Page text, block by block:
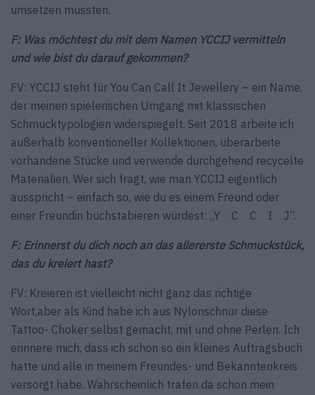
umsetzen mussten.
F: Was möchtest du mit dem Namen YCCIJ vermitteln
und wie bist du darauf gekommen?
FV: YCCIJ steht für You Can Call It Jewellery – ein Name,
der meinen spielerischen Umgang mit klassischen
Schmucktypologien widerspiegelt. Seit 2018 arbeite ich
außerhalb konventioneller Kollektionen, überarbeite
vorhandene Stücke und verwende durchgehend recycelte
Materialien. Wer sich fragt, wie man YCCIJ eigentlich
ausspricht – einfach so, wie du es einem Freund oder
einer Freundin buchstabieren würdest: „Y C C I J“.
F: Erinnerst du dich noch an das allererste Schmuckstück,
das du kreiert hast?
FV: Kreieren ist vielleicht nicht ganz das richtige
Wort,aber als Kind habe ich aus Nylonschnur diese
Tattoo- Choker selbst gemacht, mit und ohne Perlen. Ich
erinnere mich, dass ich schon so ein kleines Auftragsbuch
hatte und alle in meinem Freundes- und Bekanntenkreis
versorgt habe. Wahrscheinlich trafen da schon mein